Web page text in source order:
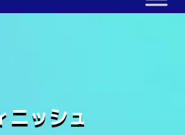
ニッシュ